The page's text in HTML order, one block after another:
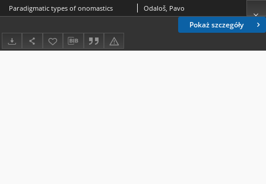
Pokaż szczegóły
Paradigmatic types of onomastics Odaloš, Pavo